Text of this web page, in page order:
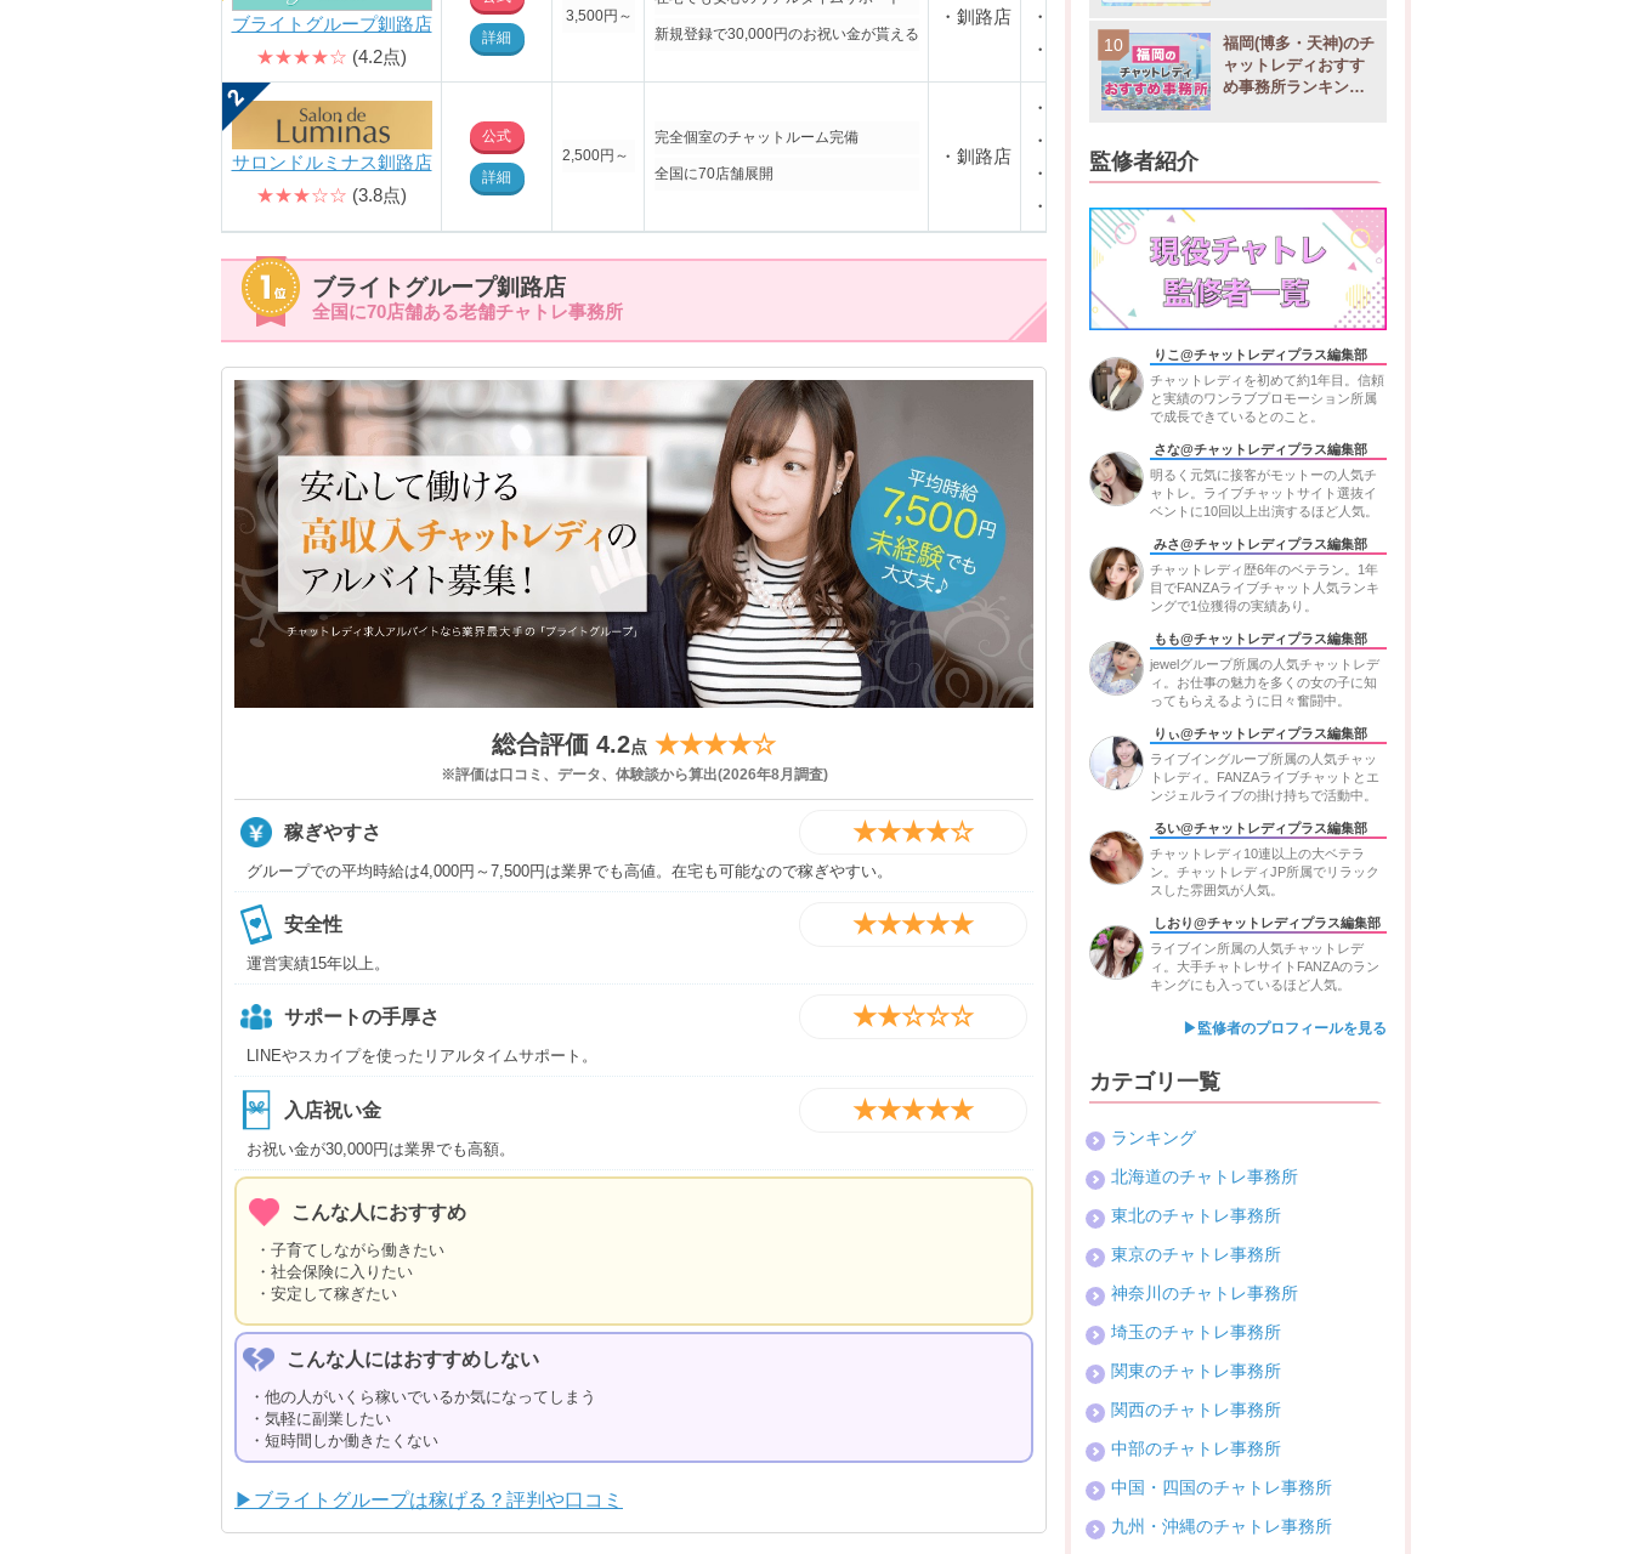
ブライトグループ釧路店
★★★★☆ (4.2点)
詳細
3,500円～
新規登録で30,000円のお祝い金が貰える
・釧路店
・週払い
・月払い
サロンドルミナス釧路店
★★★☆☆ (3.8点)
公式
詳細
2,500円～
完全個室のチャットルーム完備
全国に70店舗展開
・釧路店
・日払い
・週払い
・前払いOK
・現金払いOK
ブライトグループ釧路店
全国に70店舗ある老舗チャトレ事務所
総合評価 4.2点 ★★★★☆
※評価は口コミ、データ、体験談から算出(2026年8月調査)
稼ぎやすさ ★★★★☆
グループでの平均時給は4,000円～7,500円は業界でも高値。在宅も可能なので稼ぎやすい。
安全性 ★★★★★
運営実績15年以上。
サポートの手厚さ ★★☆☆☆
LINEやスカイプを使ったリアルタイムサポート。
入店祝い金 ★★★★★
お祝い金が30,000円は業界でも高額。
こんな人におすすめ
・子育てしながら働きたい
・社会保険に入りたい
・安定して稼ぎたい
こんな人にはおすすめしない
・他の人がいくら稼いでいるか気になってしまう
・気軽に副業したい
・短時間しか働きたくない
▶ブライトグループは稼げる？評判や口コミ
福岡(博多・天神)のチ
ャットレディおすす
め事務所ランキング9
監修者紹介
りこ@チャットレディプラス編集部
チャットレディを初めて約1年目。信頼
と実績のワンラブプロモーション所属
で成長できているとのこと。
さな@チャットレディプラス編集部
明るく元気に接客がモットーの人気チ
ャトレ。ライブチャットサイト選抜イ
ベントに10回以上出演するほど人気。
みさ@チャットレディプラス編集部
チャットレディ歴6年のベテラン。1年
目でFANZAライブチャット人気ランキ
ングで1位獲得の実績あり。
もも@チャットレディプラス編集部
jewelグループ所属の人気チャットレデ
ィ。お仕事の魅力を多くの女の子に知
ってもらえるように日々奮闘中。
りぃ@チャットレディプラス編集部
ライブイングループ所属の人気チャッ
トレディ。FANZAライブチャットとエ
ンジェルライブの掛け持ちで活動中。
るい@チャットレディプラス編集部
チャットレディ10連以上の大ベテラ
ン。チャットレディJP所属でリラック
スした雰囲気が人気。
しおり@チャットレディプラス編集部
ライブイン所属の人気チャットレデ
ィ。大手チャトレサイトFANZAのラン
キングにも入っているほど人気。
▶監修者のプロフィールを見る
カテゴリ一覧
ランキング
北海道のチャトレ事務所
東北のチャトレ事務所
東京のチャトレ事務所
神奈川のチャトレ事務所
埼玉のチャトレ事務所
関東のチャトレ事務所
関西のチャトレ事務所
中部のチャトレ事務所
中国・四国のチャトレ事務所
九州・沖縄のチャトレ事務所